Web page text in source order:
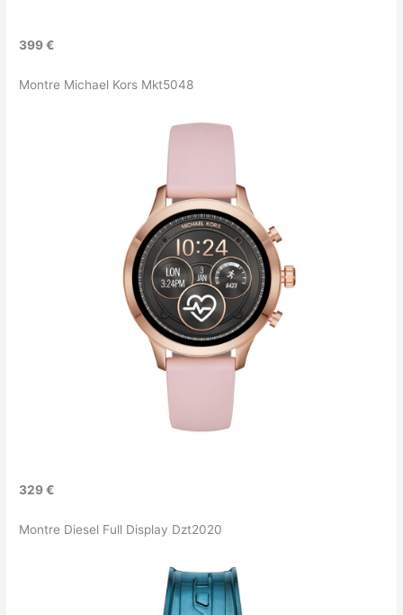
399 €
Montre Michael Kors Mkt5048
329 €
Montre Diesel Full Display Dzt2020